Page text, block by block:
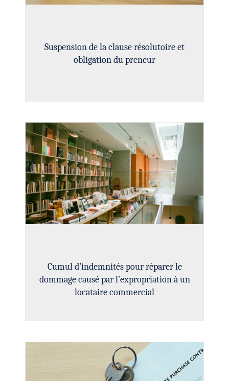
Suspension de la clause résolutoire et
obligation du preneur
Cumul d’indemnités pour réparer le
dommage causé par l’expropriation à un
locataire commercial